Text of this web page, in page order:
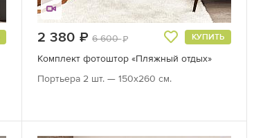
2 380 руб.
6 600 КУПИТЬ
Комплект фотоштор «Пляжный отдых»
Портьера 2 шт. — 150х260 см.